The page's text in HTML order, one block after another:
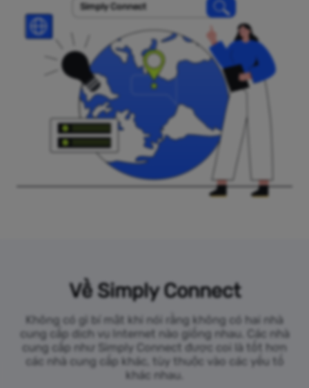
Simply Connect
Về Simply Connect
Không có gì bí mật khi nói rằng không có hai nhà
cung cấp dịch vụ Internet nào giống nhau. Các nhà
cung cấp như Simply Connect được coi là tốt hơn
các nhà cung cấp khác, tùy thuộc vào các yếu tố
khác nhau.